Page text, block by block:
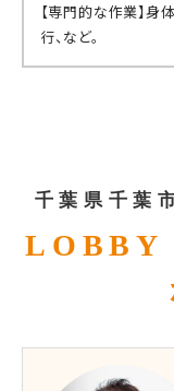
【専門的な作業】身
行、など。
千葉県千葉
LOBBY